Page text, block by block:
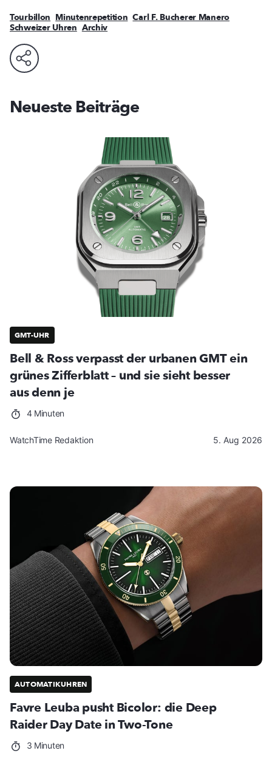
Tourbillon Minutenrepetition Carl F. Bucherer Manero
Schweizer Uhren Archiv
Neueste Beiträge
GMT-UHR
Bell & Ross verpasst der urbanen GMT ein
grünes Zifferblatt – und sie sieht besser
aus denn je
4 Minuten
WatchTime Redaktion 5. Aug 2026
AUTOMATIKUHREN
Favre Leuba pusht Bicolor: die Deep
Raider Day Date in Two-Tone
3 Minuten